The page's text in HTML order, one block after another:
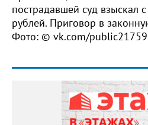
пострадавшей суд взыскал
рублей. Приговор в
Фото: © vk.com/